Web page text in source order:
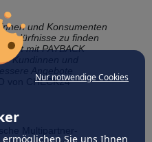
Nur notwendige Cookies
Sie uns Ihnen
und Konsumenten
Bedürfnisse zu finden
mit PAYBACK
Kundinnen und
Angebote
von CHECK24